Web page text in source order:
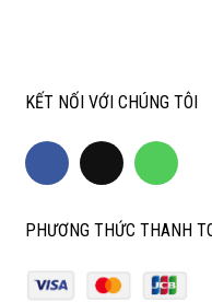
KẾT NỐI VỚI CHÚNG TÔI
PHƯƠNG THỨC THANH